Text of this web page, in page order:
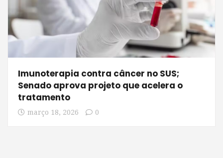
Imunoterapia contra câncer no SUS;
Senado aprova projeto que acelera o
tratamento
março 18, 2026 0